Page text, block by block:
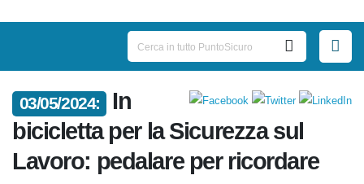
03/05/2024:
In
bicicletta per la Sicurezza sul
Lavoro: pedalare per ricordare